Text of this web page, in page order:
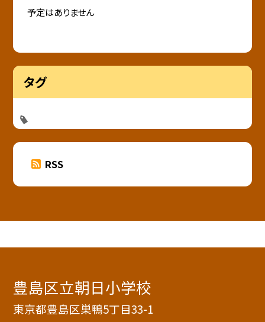
予定はありません
タグ
RSS
豊島区立朝日小学校
東京都豊島区巣鴨5丁目33-1